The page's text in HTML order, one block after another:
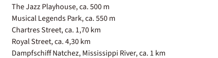
The Jazz Playhouse, ca. 500 m
Musical Legends Park, ca. 550 m
Chartres Street, ca. 1,70 km
Royal Street, ca. 4,30 km
Dampfschiff Natchez, Mississippi River, ca. 1 km